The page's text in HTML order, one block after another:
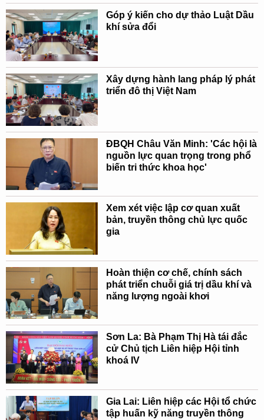
Góp ý kiến cho dự thảo Luật Dầu
khí sửa đổi
Xây dựng hành lang pháp lý phát
triển đô thị Việt Nam
ĐBQH Châu Văn Minh: 'Các hội là
nguồn lực quan trọng trong phổ
biến tri thức khoa học'
Xem xét việc lập cơ quan xuất
bản, truyền thông chủ lực quốc
gia
Hoàn thiện cơ chế, chính sách
phát triển chuỗi giá trị dầu khí và
năng lượng ngoài khơi
Sơn La: Bà Phạm Thị Hà tái đắc
cử Chủ tịch Liên hiệp Hội tỉnh
khoá IV
Gia Lai: Liên hiệp các Hội tổ chức
tập huấn kỹ năng truyền thông